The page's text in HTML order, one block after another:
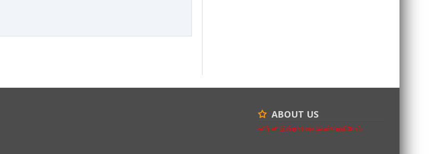
ABOUT US
உயிர்பலி இன்றி உரிமை வென்றெடுப்போம்